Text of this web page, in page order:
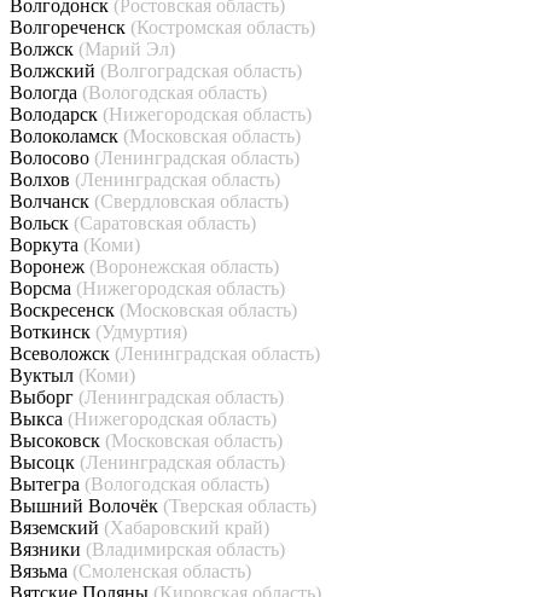
Волгодонск (Ростовская область)
Волгореченск (Костромская область)
Волжск (Марий Эл)
Волжский (Волгоградская область)
Вологда (Вологодская область)
Володарск (Нижегородская область)
Волоколамск (Московская область)
Волосово (Ленинградская область)
Волхов (Ленинградская область)
Волчанск (Свердловская область)
Вольск (Саратовская область)
Воркута (Коми)
Воронеж (Воронежская область)
Ворсма (Нижегородская область)
Воскресенск (Московская область)
Воткинск (Удмуртия)
Всеволожск (Ленинградская область)
Вуктыл (Коми)
Выборг (Ленинградская область)
Выкса (Нижегородская область)
Высоковск (Московская область)
Высоцк (Ленинградская область)
Вытегра (Вологодская область)
Вышний Волочёк (Тверская область)
Вяземский (Хабаровский край)
Вязники (Владимирская область)
Вязьма (Смоленская область)